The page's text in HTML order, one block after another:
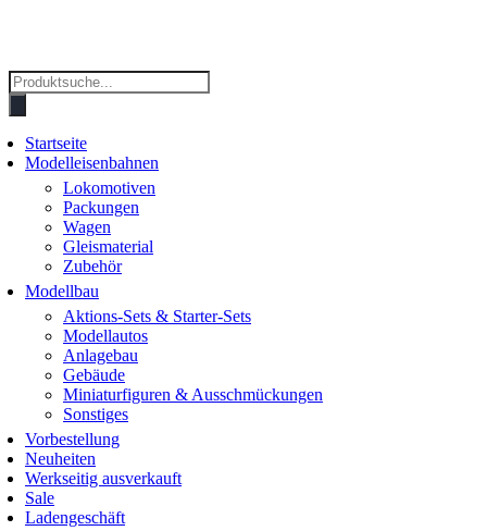
Products
search
Startseite
Modelleisenbahnen
Lokomotiven
Packungen
Wagen
Gleismaterial
Zubehör
Modellbau
Aktions-Sets & Starter-Sets
Modellautos
Anlagebau
Gebäude
Miniaturfiguren & Ausschmückungen
Sonstiges
Vorbestellung
Neuheiten
Werkseitig ausverkauft
Sale
Ladengeschäft